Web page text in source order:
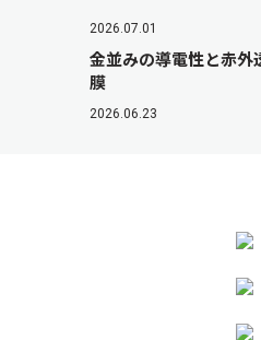
2026.07.01
金並みの導電性と赤外
膜
2026.06.23